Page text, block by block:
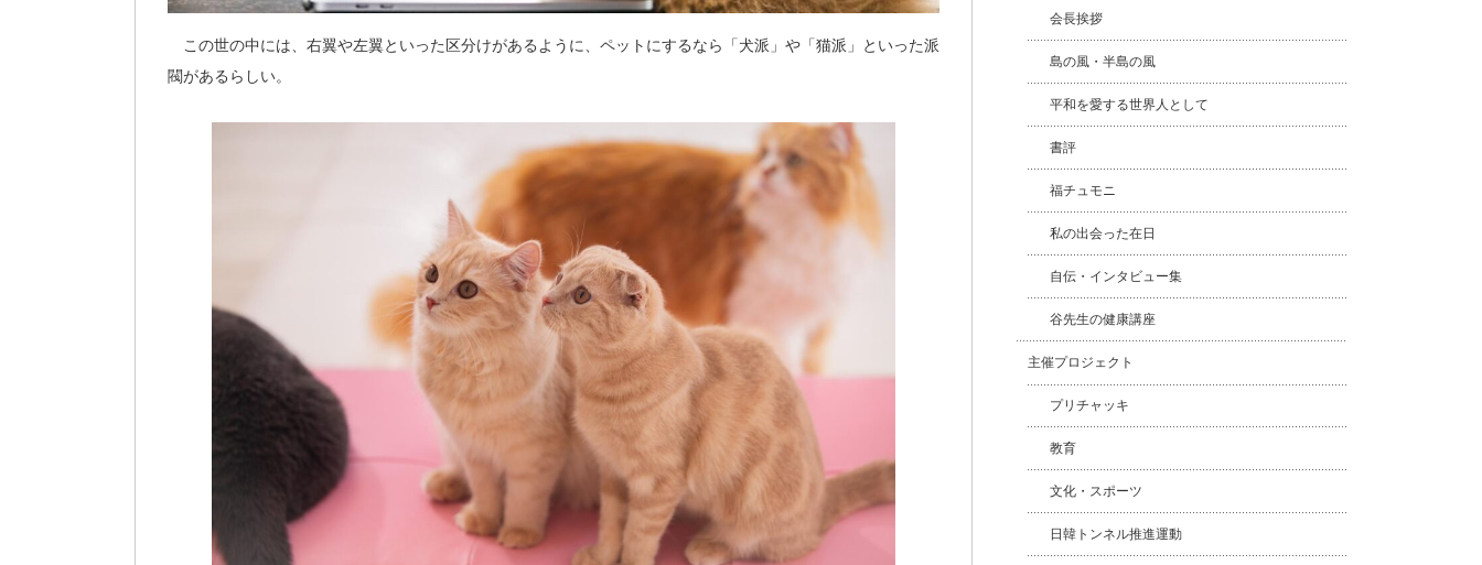
この世の中には、右翼や左翼といった区分けがあるように、ペットにするなら「犬派」や「猫派」といった派
閥があるらしい。
会長挨拶
島の風・半島の風
平和を愛する世界人として
書評
福チュモニ
私の出会った在日
自伝・インタビュー集
谷先生の健康講座
主催プロジェクト
プリチャッキ
教育
文化・スポーツ
日韓トンネル推進運動